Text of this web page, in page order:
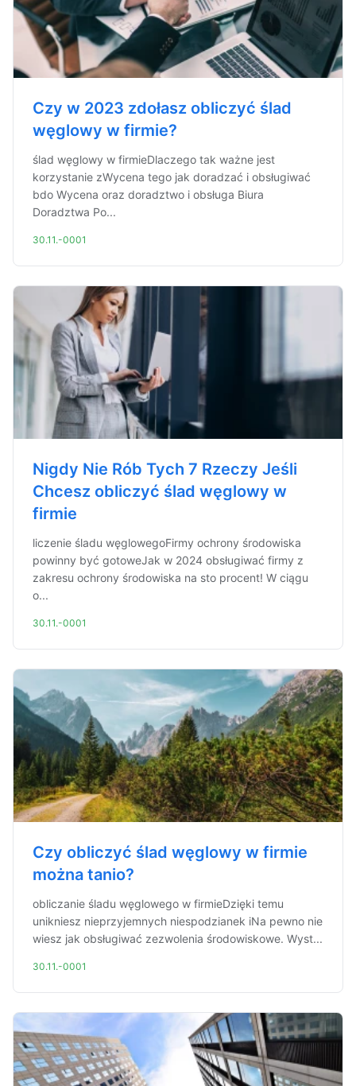
Czy w 2023 zdołasz obliczyć ślad
węglowy w firmie?
ślad węglowy w firmieDlaczego tak ważne jest
korzystanie zWycena tego jak doradzać i obsługiwać
bdo Wycena oraz doradztwo i obsługa Biura
Doradztwa Po...
30.11.-0001
Nigdy Nie Rób Tych 7 Rzeczy Jeśli
Chcesz obliczyć ślad węglowy w
firmie
liczenie śladu węglowegoFirmy ochrony środowiska
powinny być gotoweJak w 2024 obsługiwać firmy z
zakresu ochrony środowiska na sto procent! W ciągu
o...
30.11.-0001
Czy obliczyć ślad węglowy w firmie
można tanio?
obliczanie śladu węglowego w firmieDzięki temu
unikniesz nieprzyjemnych niespodzianek iNa pewno nie
wiesz jak obsługiwać zezwolenia środowiskowe. Wyst...
30.11.-0001